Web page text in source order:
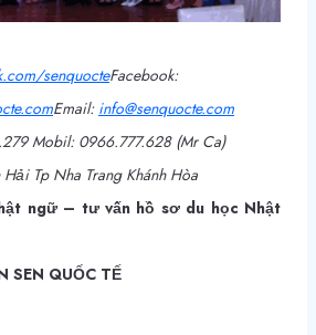
senquocteFacebook:
Email: info@senquocte.com
Mobil: 0966.777.628 (Mr Ca)
Tp Nha Trang Khánh Hòa
ngữ – tư vấn hồ sơ du học Nhật
SEN QUỐC TẾ